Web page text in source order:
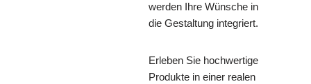
werden Ihre Wünsche in
die Gestaltung integriert.
Erleben Sie hochwertige
Produkte in einer realen